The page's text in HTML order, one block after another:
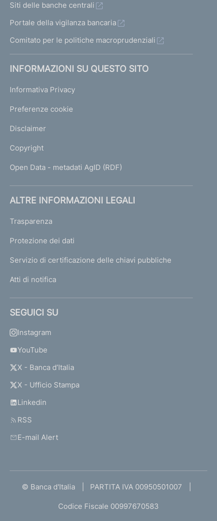
Siti delle banche centrali
Portale della vigilanza bancaria
Comitato per le politiche macroprudenziali
INFORMAZIONI SU QUESTO SITO
Informativa Privacy
Preferenze cookie
Disclaimer
Copyright
Open Data - metadati AgID (RDF)
ALTRE INFORMAZIONI LEGALI
Trasparenza
Protezione dei dati
Servizio di certificazione delle chiavi pubbliche
Atti di notifica
SEGUICI SU
Instagram
YouTube
X - Banca d’Italia
X - Ufficio Stampa
Linkedin
RSS
E-mail Alert
© Banca d'Italia PARTITA IVA 00950501007
Codice Fiscale 00997670583